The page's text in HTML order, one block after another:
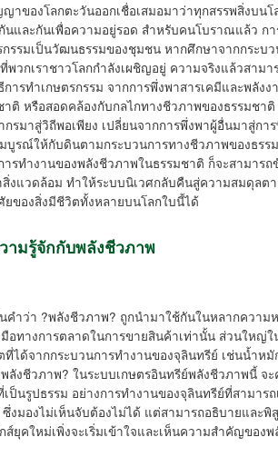
าของโลกตะวันออกเชื่อเสมอมาว่าทุกสรรพสิ่งบน
นและกันเพื่อความอยู่รอด สำหรับคนโบราณแล้ว ก
กรรมเป็นวัฒนธรรมของชุมชน หากศึกษาจากกระบ
พวกเราชาวโลกกำลังเผชิญอยู่ ความจริงแล้วสาม
การทำเกษตรกรรม จากการพึ่งพาสารเคมีและพลัง
าติ หรือสอดคล้องกับกลไกทางชีวภาพของธรรมชา
กรมาสู่วิถีพอเพียง เปลี่ยนจากการพึ่งพาผู้อื่นมาสู่กา
บูรณ์ให้กับดินตามกระบวนการทางชีวภาพของธร
ารทำงานของพลังชีวภาพในธรรมชาติ ก็จะสามาร
งแวดล้อม ทำให้ระบบนิเวศกลับคืนสู่ความสมดุลต
ยของสิ่งมีชีวิตทั้งหลายบนโลกใบนี้ได้
ามรู้จักกับพลังชีวภาพ
คำว่า ?พลังชีวภาพ? ถูกนำมาใช้กันในหลากความ
มือทางการตลาดในการขายสินค้าเท่านั้น ส่วนให
ที่ได้จากกระบวนการทำงานของจุลินทรีย์ เช่นน้ำ
ลังชีวภาพ? ในระบบเกษตรอินทรีย์พลังชีวภาพนี้
เป็นรูปธรรม อย่างการทำงานของจุลินทรีย์ที่สามา
งมองไม่เห็นจับต้องไม่ได้ แต่สามารถอธิบายและ
ส์ยุคใหม่เพิ่งจะเริ่มเข้าใจและเห็นความสำคัญของ